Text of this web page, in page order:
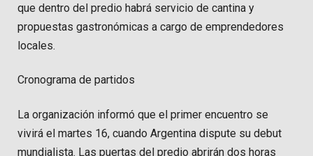
que dentro del predio habrá servicio de cantina y
propuestas gastronómicas a cargo de emprendedores
locales.
Cronograma de partidos
La organización informó que el primer encuentro se
vivirá el martes 16, cuando Argentina dispute su debut
mundialista. Las puertas del predio abrirán dos horas